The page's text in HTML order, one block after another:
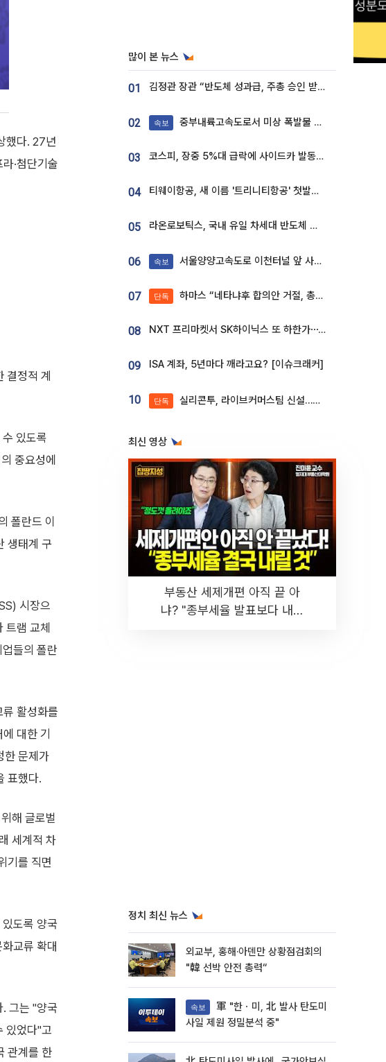
했다. 27년
·첨단기술
정적 계
있도록
중요성에
폴란드 이
생태계 구
시장으
램 교체
들의 폴란
류 활성화를
대한 기
한 문제가
표했다.
해 글로벌
세계적 차
기를 직면
도록 양국
교류 확대
그는 "양국
있었다"고
관계를 한
많이 본 뉴스
01 김정관 장관 “반도체 성과급, 주총 승인 받도록”…상법·자본시장법 개정 시사
02 속보 중부내륙고속도로서 미상 폭발물 발견
03 코스피, 장중 5%대 급락에 사이드카 발동…삼성·SK 동반 폭락
04 티웨이항공, 새 이름 '트리니티항공' 첫발…SSC 전략 본격화
05 라온로보틱스, 국내 유일 차세대 반도체 공정 로봇 개발 ‘고객사 테스트 진행’
06 속보 서울양양고속도로 이천터널 앞 사고 발생
07 단독 하마스 “네타냐후 합의안 거절, 총선 앞두고 시간 끌기”
08 NXT 프리마켓서 SK하이닉스 또 하한가⋯‘11주 거래’에 시초가 왜곡
09 ISA 계좌, 5년마다 깨라고요? [이슈크래커]
10 단독 실리콘투, 라이브커머스팀 신설…K뷰티 ‘글로벌 판매망’ 확대[K뷰티 라방戰]
최신 영상
부동산 세제개편 아직 끝 아
냐? "종부세율 발표보다 내릴
정치 최신 뉴스
외교부, 홍해·아덴만 상황점검회의
"韓 선박 안전 총력“
속보
사일 제원 정밀분석 중"